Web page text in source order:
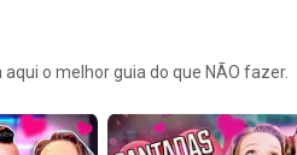
o melhor guia do que NÃO fazer.